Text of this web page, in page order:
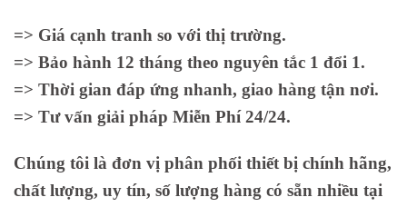
=> Giá cạnh tranh so với thị trường.
=> Bảo hành 12 tháng theo nguyên tắc 1 đổi 1.
=> Thời gian đáp ứng nhanh, giao hàng tận nơi.
=> Tư vấn giải pháp Miễn Phí 24/24.
Chúng tôi là đơn vị phân phối thiết bị chính hãng,
chất lượng, uy tín, số lượng hàng có sẵn nhiều tại